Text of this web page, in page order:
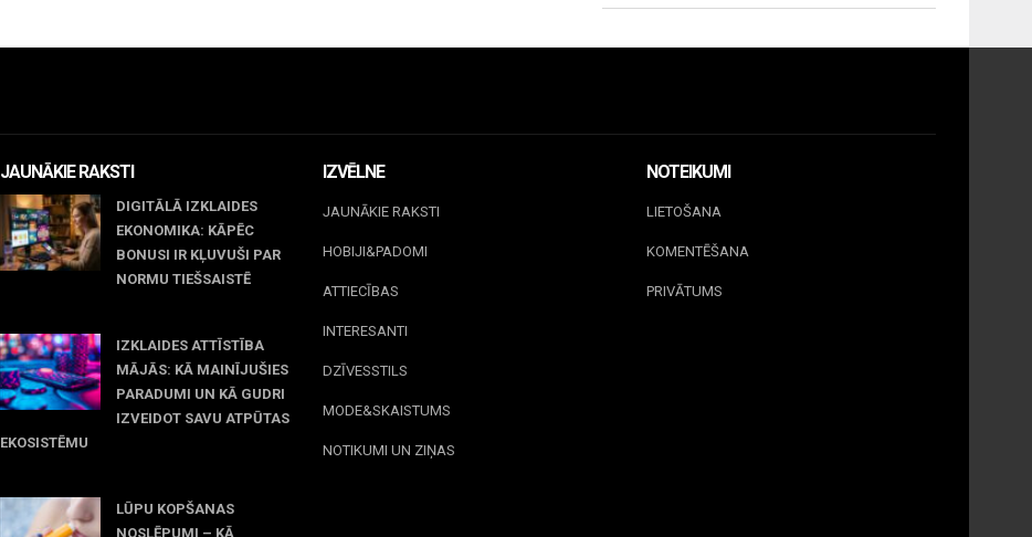
JAUNĀKIE RAKSTI
DIGITĀLĀ IZKLAIDES
EKONOMIKA: KĀPĒC
BONUSI IR KĻUVUŠI PAR
NORMU TIEŠSAISTĒ
IZKLAIDES ATTĪSTĪBA
MĀJĀS: KĀ MAINĪJUŠIES
PARADUMI UN KĀ GUDRI
IZVEIDOT SAVU ATPŪTAS
EKOSISTĒMU
LŪPU KOPŠANAS
NOSLĒPUMI – KĀ
IZVĒLNE
JAUNĀKIE RAKSTI
HOBIJI&PADOMI
ATTIECĪBAS
INTERESANTI
DZĪVESSTILS
MODE&SKAISTUMS
NOTIKUMI UN ZIŅAS
NOTEIKUMI
LIETOŠANA
KOMENTĒŠANA
PRIVĀTUMS